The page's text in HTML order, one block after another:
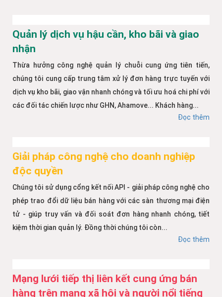
Quản lý dịch vụ hậu cần, kho bãi và giao
nhận
Thừa hưởng công nghệ quản lý chuỗi cung ứng tiên tiến,
chúng tôi cung cấp trung tâm xử lý đơn hàng trực tuyến với
dịch vụ kho bãi, giao vận nhanh chóng và tối ưu hoá chi phí với
các đối tác chiến lược như GHN, Ahamove... Khách hàng...
Đọc thêm
Giải pháp công nghệ cho doanh nghiệp
độc quyền
Chúng tôi sử dụng cổng kết nối API - giải pháp công nghệ cho
phép trao đổi dữ liệu bán hàng với các sàn thương mại điện
tử - giúp truy vấn và đối soát đơn hàng nhanh chóng, tiết
kiệm thời gian quản lý. Đồng thời chúng tôi còn...
Đọc thêm
Mạng lưới tiếp thị liên kết cung ứng bán
hàng trên mạng xã hội và người nổi tiếng